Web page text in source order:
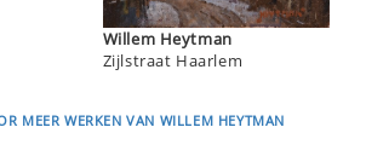
Willem Heytman
Zijlstraat Haarlem
MEER WERKEN VAN WILLEM HEYTMAN